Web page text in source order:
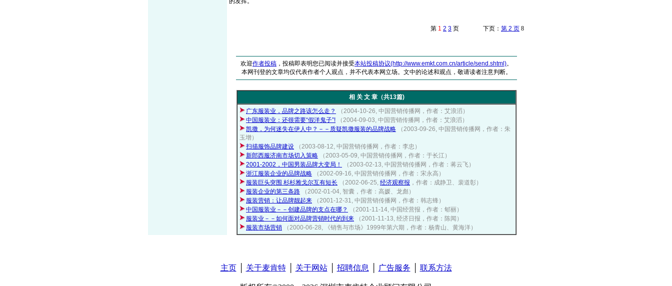
第 1 2 3 页 下页： 第 2 页 8
欢迎作者投稿 ，投稿即表明您已阅读并接受本站投稿协议(http://www.emkt.com.cn/article/send.shtml)。
本网刊登的文章均仅代表作者个人观点，并不代表本网立场。文中的论述和观点，敬请读者注意判断。
相 关 文 章（共13篇)
广东服装业，品牌之路该怎么走？
（2004-10-26, 中国营销传播网，作者：艾浪滔）
中国服装业：还很需要“假洋鬼子”!
（2004-09-03, 中国营销传播网，作者：艾浪滔）
凯撒，为何迷失在伊人中？－－质疑凯撒服装的品牌战略
（2003-09-26, 中国营销传播网，作者：朱
玉增）
扫描服饰品牌建设
（2003-08-12, 中国营销传播网，作者：李忠）
新郎西服济南市场切入策略
（2003-05-09, 中国营销传播网，作者：于长江）
2001-2002，中国男装品牌大变局！
（2003-02-13, 中国营销传播网，作者：蒋云飞）
浙江服装企业的品牌战略
（2002-09-16, 中国营销传播网，作者：宋永高）
服装巨头突围 杉杉雅戈尔互有短长
（2002-06-25, 经济观察报 ，作者：成静卫、裴道彰）
服装企业的第三条路
（2002-01-04, 智囊，作者：高媛、龙彪）
服装营销：让品牌靓起来
（2001-12-31, 中国营销传播网，作者：韩志锋）
中国服装业－－创建品牌的支点在哪？
（2001-11-14, 中国经营报，作者：郇丽）
服装业－－如何面对品牌营销时代的到来
（2001-11-13, 经济日报，作者：陈闻）
服装市场营销
（2000-06-28, 《销售与市场》1999年第六期，作者：杨青山、黄海洋）
主页│ 关于麦肯特│ 关于网站│ 招聘信息 广告服务 联系方法